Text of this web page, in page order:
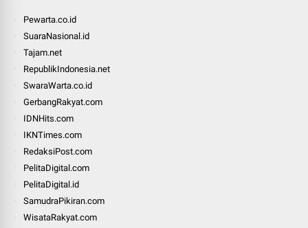
Pewarta.co.id
SuaraNasional.id
Tajam.net
RepublikIndonesia.net
SwaraWarta.co.id
GerbangRakyat.com
IDNHits.com
IKNTimes.com
RedaksiPost.com
PelitaDigital.com
PelitaDigital.id
SamudraPikiran.com
WisataRakyat.com